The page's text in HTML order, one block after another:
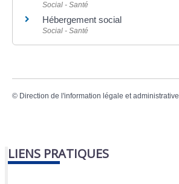
Social - Santé
Hébergement social
Social - Santé
© Direction de l'information légale et administrative
LIENS PRATIQUES